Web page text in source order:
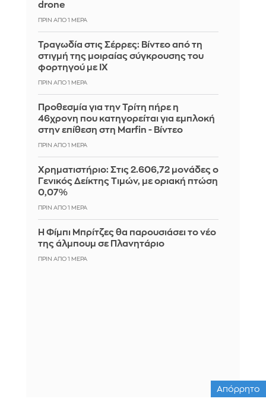
drone
ΠΡΙΝ ΑΠΌ 1 ΜΈΡΑ
Τραγωδία στις Σέρρες: Βίντεο από τη
στιγμή της μοιραίας σύγκρουσης του
φορτηγού με ΙΧ
ΠΡΙΝ ΑΠΌ 1 ΜΈΡΑ
Προθεσμία για την Τρίτη πήρε η
46χρονη που κατηγορείται για εμπλοκή
στην επίθεση στη Marfin - Βίντεο
ΠΡΙΝ ΑΠΌ 1 ΜΈΡΑ
Χρηματιστήριο: Στις 2.606,72 μονάδες ο
Γενικός Δείκτης Τιμών, με οριακή πτώση
0,07%
ΠΡΙΝ ΑΠΌ 1 ΜΈΡΑ
Η Φίμπι Μπρίτζες θα παρουσιάσει το νέο
της άλμπουμ σε Πλανητάριο
ΠΡΙΝ ΑΠΌ 1 ΜΈΡΑ
Απόρρητο